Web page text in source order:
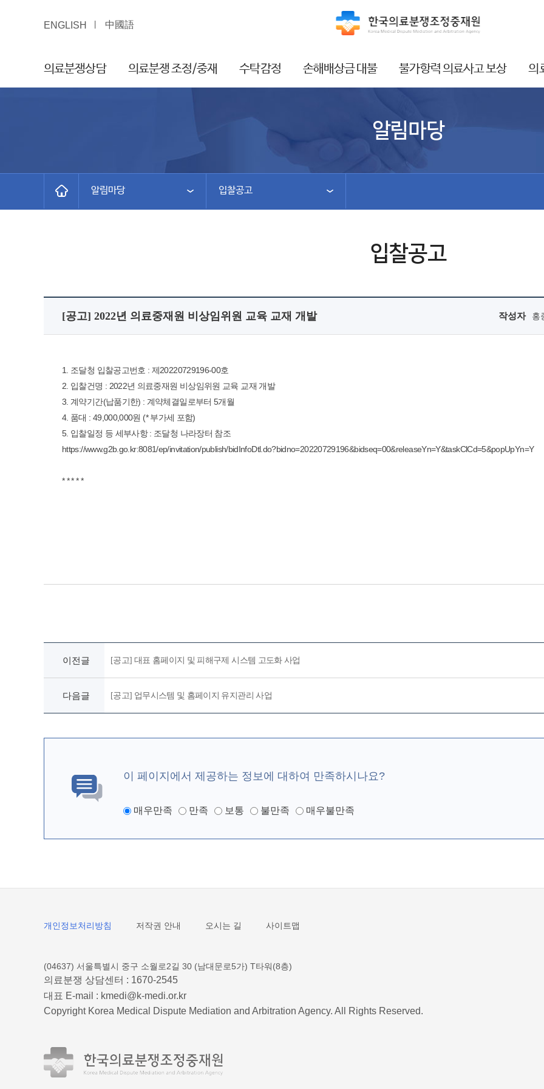
ENGLISH 中國語
의료분쟁상담 의료분쟁 조정/중재 수탁감정 손해배상금 대불 불가항력 의료사고 보상 의
알림마당
알림마당 입찰공고
입찰공고
[공고] 2022년 의료중재원 비상임위원 교육 교재 개발 작성자 홍
1. 조달청 입찰공고번호 : 제20220729196-00호
2. 입찰건명 : 2022년 의료중재원 비상임위원 교육 교재 개발
3. 계약기간(납품기한) : 계약체결일로부터 5개월
4. 품대 : 49,000,000원 (* 부가세 포함)
5. 입찰일정 등 세부사항 : 조달청 나라장터 참조
https://www.g2b.go.kr:8081/ep/invitation/publish/bidInfoDtl.do?bidno=20220729196&bidseq=00&releaseYn=Y&taskClCd=5&popUpYn=Y
* * * * *
이전글 [공고] 대표 홈페이지 및 피해구제 시스템 고도화 사업
다음글 [공고] 업무시스템 및 홈페이지 유지관리 사업
이 페이지에서 제공하는 정보에 대하여 만족하시나요?
매우만족 만족 보통 불만족 매우불만족
개인정보처리방침 저작권 안내 오시는 길 사이트맵
(04637) 서울특별시 중구 소월로2길 30 (남대문로5가) T타워(8층)
의료분쟁 상담센터 : 1670-2545
대표 E-mail : kmedi@k-medi.or.kr
Copyright Korea Medical Dispute Mediation and Arbitration Agency. All Rights Reserved.